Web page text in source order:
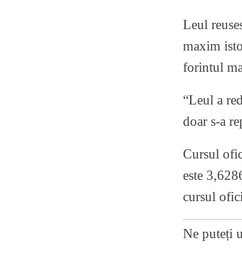
Leul
maxim
forintul
“Leul a
doar s-a
Cursul
este
cursul
Ne puteți